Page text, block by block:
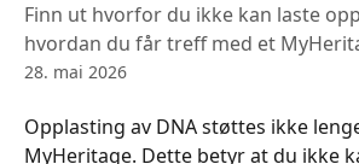
Finn ut hvorfor du ikke kan laste
hvordan du får treff med et
28. mai 2026
Opplasting av DNA støttes ikke
MyHeritage. Dette betyr at du ikke